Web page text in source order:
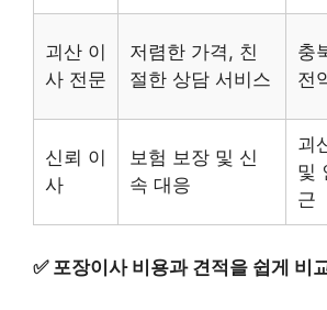
괴산 이
사 전문
저렴한 가격, 친
절한 상담 서비스
충
전
신뢰 이
사
보험 보장 및 신
속 대응
괴
및
근
✅ 포장이사 비용과 견적을 쉽게 비